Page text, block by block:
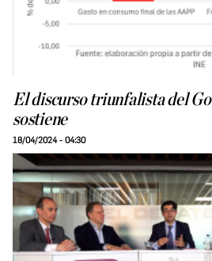
El discurso triunfalista del
sostiene
18/04/2024 - 04:30